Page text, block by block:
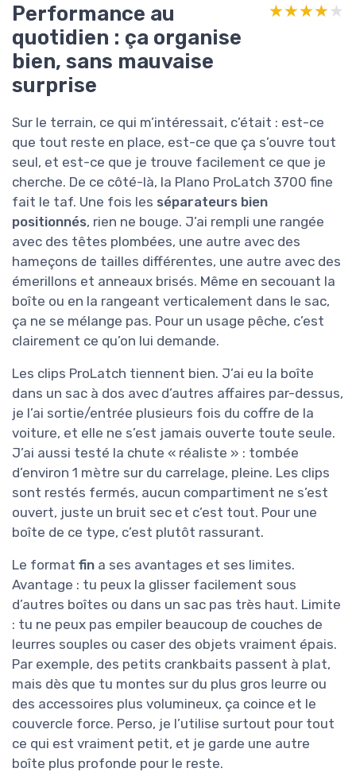
Performance au
quotidien : ça organise
bien, sans mauvaise
surprise
★★★★★
★★★★★
Sur le terrain, ce qui m’intéressait, c’était : est-ce
que tout reste en place, est-ce que ça s’ouvre tout
seul, et est-ce que je trouve facilement ce que je
cherche. De ce côté-là, la Plano ProLatch 3700 fine
fait le taf. Une fois les séparateurs bien
positionnés, rien ne bouge. J’ai rempli une rangée
avec des têtes plombées, une autre avec des
hameçons de tailles différentes, une autre avec des
émerillons et anneaux brisés. Même en secouant la
boîte ou en la rangeant verticalement dans le sac,
ça ne se mélange pas. Pour un usage pêche, c’est
clairement ce qu’on lui demande.
Les clips ProLatch tiennent bien. J’ai eu la boîte
dans un sac à dos avec d’autres affaires par-dessus,
je l’ai sortie/entrée plusieurs fois du coffre de la
voiture, et elle ne s’est jamais ouverte toute seule.
J’ai aussi testé la chute « réaliste » : tombée
d’environ 1 mètre sur du carrelage, pleine. Les clips
sont restés fermés, aucun compartiment ne s’est
ouvert, juste un bruit sec et c’est tout. Pour une
boîte de ce type, c’est plutôt rassurant.
Le format fin a ses avantages et ses limites.
Avantage : tu peux la glisser facilement sous
d’autres boîtes ou dans un sac pas très haut. Limite
: tu ne peux pas empiler beaucoup de couches de
leurres souples ou caser des objets vraiment épais.
Par exemple, des petits crankbaits passent à plat,
mais dès que tu montes sur du plus gros leurre ou
des accessoires plus volumineux, ça coince et le
couvercle force. Perso, je l’utilise surtout pour tout
ce qui est vraiment petit, et je garde une autre
boîte plus profonde pour le reste.